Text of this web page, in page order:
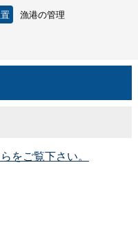
漁港の管理
をご覧下さい。